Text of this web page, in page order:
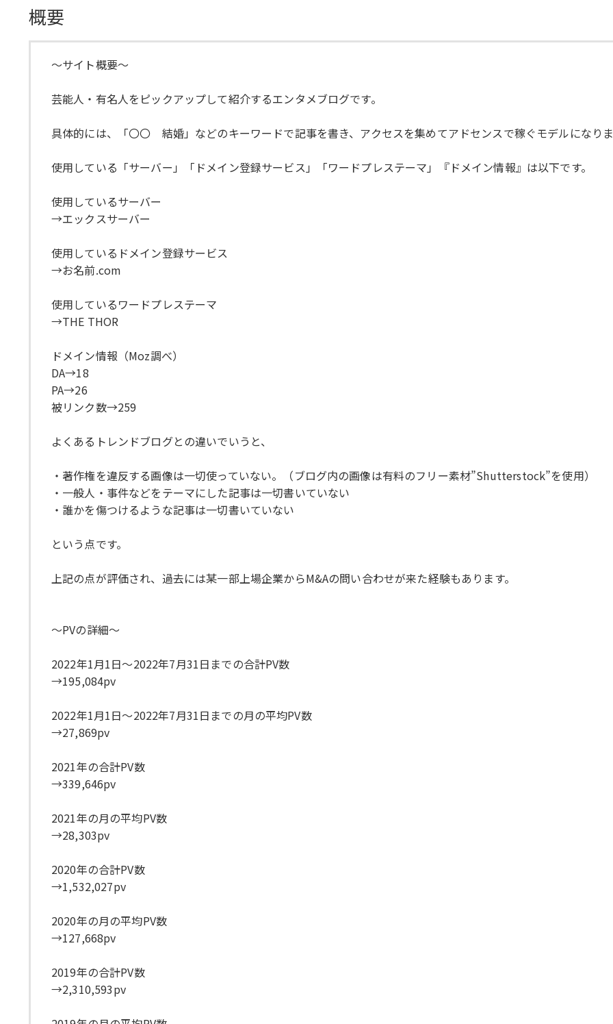
概要
〜サイト概要〜
芸能人・有名人をピックアップして紹介するエンタメブログです。
具体的には、「〇〇 結婚」などのキーワードで記事を書き、アクセスを集めてアドセンスで稼ぐモデルになり
使用している「サーバー」「ドメイン登録サービス」「ワードプレステーマ」『ドメイン情報』は以下です。
使用しているサーバー
→エックスサーバー
使用しているドメイン登録サービス
→お名前.com
使用しているワードプレステーマ
→THE THOR
ドメイン情報（Moz調べ）
DA→18
PA→26
被リンク数→259
よくあるトレンドブログとの違いでいうと、
・著作権を違反する画像は一切使っていない。（ブログ内の画像は有料のフリー素材”Shutterstock”を使用）
・一般人・事件などをテーマにした記事は一切書いていない
・誰かを傷つけるような記事は一切書いていない
という点です。
上記の点が評価され、過去には某一部上場企業からM&Aの問い合わせが来た経験もあります。
〜PVの詳細〜
2022年1月1日〜2022年7月31日までの合計PV数
→195,084pv
2022年1月1日〜2022年7月31日までの月の平均PV数
→27,869pv
2021年の合計PV数
→339,646pv
2021年の月の平均PV数
→28,303pv
2020年の合計PV数
→1,532,027pv
2020年の月の平均PV数
→127,668pv
2019年の合計PV数
→2,310,593pv